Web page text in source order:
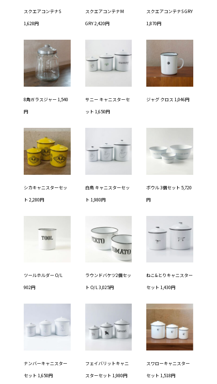
スクエアコンテナS
1,628円
スクエアコンテナM
GRY 2,420円
スクエアコンテナS GRY
1,870円
8角ガラスジャー 1,540
円
サニー キャニスターセ
ット 1,650円
ジャグ クロス 1,046円
シカキャニスターセッ
ト 2,280円
白鳥 キャニスターセッ
ト 1,980円
ボウル 3個セット 5,720
円
ツールホルダー O/L
902円
ラウンドバケツ2個セッ
ト O/L 3,025円
ねこ&とりキャニスター
セット 1,430円
ナンバーキャニスター
セット 1,650円
フェイバリットキャニ
スターセット 1,980円
スワローキャニスター
セット 1,518円